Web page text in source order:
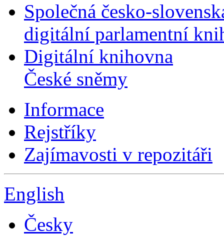
Společná česko-
digitální parlamentní
Digitální knihovna
České sněmy
Informace
Rejstříky
Zajímavosti v repozitáři
English
Česky